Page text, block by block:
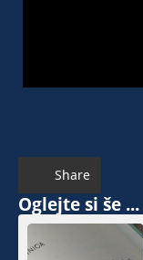
Share
Oglejte si še ...